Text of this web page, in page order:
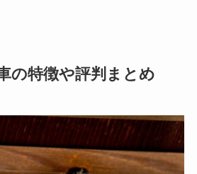
の特徴や評判まとめ